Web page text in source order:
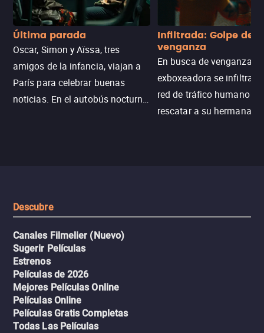
Última parada
Oscar, Simon y Aïssa, tres
amigos de la infancia, viajan a
París para celebrar buenas
noticias. En el autobús nocturno
Infiltrada: Golpe de
venganza
En busca de venganza,
exboxeadora se infiltra
red de tráfico humano
rescatar a su hermana
Descubre
Canales Filmelier (Nuevo)
Sugerir Películas
Estrenos
Películas de 2026
Mejores Películas Online
Películas Online
Películas Gratis Completas
Todas Las Películas